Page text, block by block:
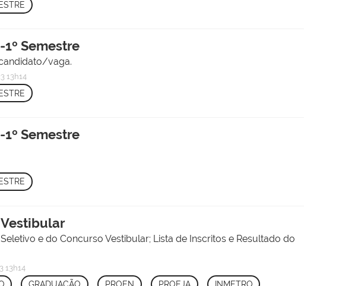
Semestre
vaga.
13h14
Semestre
Vestibular
e do Concurso Vestibular; Lista de Inscritos e Resultado do
13h14